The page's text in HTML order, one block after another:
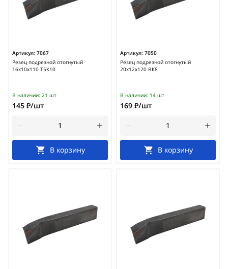
Артикул: 7067
Резец подрезной отогнутый
16х10х110 Т5К10
В наличии: 21 шт
145 ₽/шт
В корзину
Артикул: 7050
Резец подрезной отогнутый
20х12х120 ВК8
В наличии: 14 шт
169 ₽/шт
В корзину